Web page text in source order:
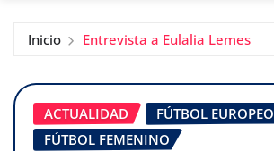
Inicio Entrevista a Eulalia Lemes
ACTUALIDAD
FÚTBOL EUROPEO
FÚTBOL FEMENINO